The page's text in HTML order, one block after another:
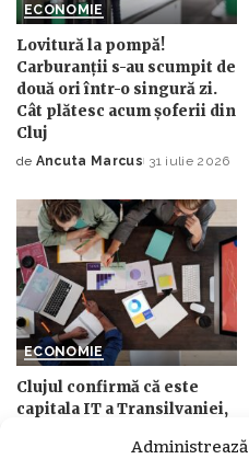
Administrează
ECONOMIE
Lovitură la pompă!
Carburanții s-au scumpit de
două ori într-o singură zi.
Cât plătesc acum șoferii din
Cluj
Posted
de Ancuta Marcus 31 iulie 2026
ECONOMIE
Clujul confirmă că este
capitala IT a Transilvaniei,
distanță de București. Ce